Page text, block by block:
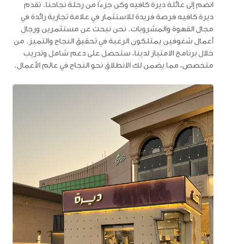
انضم إلى عائلة ديرة كافيه وكن جزءًا من رحلة نجاحنا. تقدم
ديرة كافيه فرصة فريدة للاستثمار في علامة تجارية رائدة في
مجال القهوة والمشروبات. نحن نبحث عن مستثمرين ورجال
أعمال شغوفين يمتلكون الرغبة في تحقيق النجاح والتميز. من
خلال برنامج الامتياز لدينا، ستحصل على دعم شامل وتدريب
متخصص، مما يضمن لك الانطلاق نحو النجاح في عالم الأعمال.